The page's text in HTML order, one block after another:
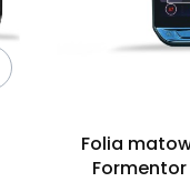
Folia
Formentor